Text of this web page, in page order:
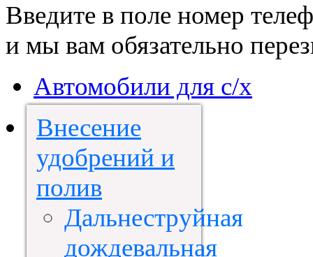
Введите в поле номер
и мы вам обязательно
Автомобили для с/х
Внесение
удобрений и
полив
Дальнеструйная
дождевальная